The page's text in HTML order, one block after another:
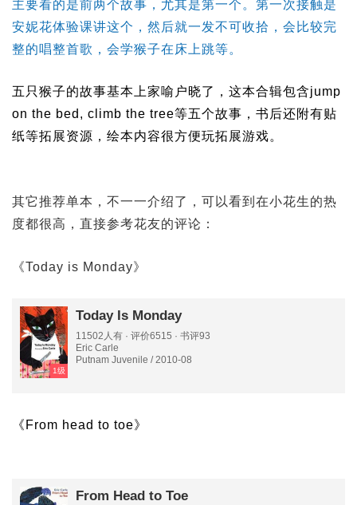
主要看的是前两个故事，尤其是第一个。第一次接触是
安妮花体验课讲这个，然后就一发不可收拾，会比较完
整的唱整首歌，会学猴子在床上跳等。
五只猴子的故事基本上家喻户晓了，这本合辑包含jump
on the bed, climb the tree等五个故事，书后还附有贴
纸等拓展资源，绘本内容很方便玩拓展游戏。
其它推荐单本，不一一介绍了，可以看到在小花生的热
度都很高，直接参考花友的评论：
《Today is Monday》
1级
Today Is Monday
11502人有 · 评价6515 · 书评93
Eric Carle
Putnam Juvenile / 2010-08
《From head to toe》
From Head to Toe